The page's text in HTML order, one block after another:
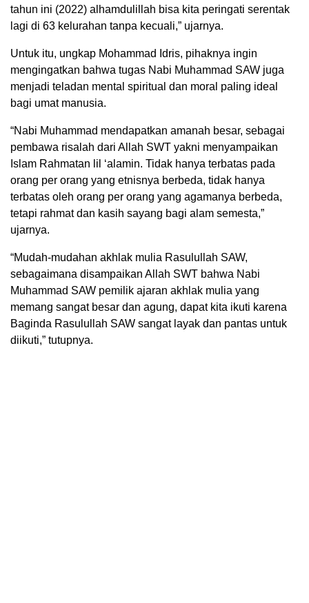
tahun ini (2022) alhamdulillah bisa kita peringati serentak
lagi di 63 kelurahan tanpa kecuali,” ujarnya.
Untuk itu, ungkap Mohammad Idris, pihaknya ingin
mengingatkan bahwa tugas Nabi Muhammad SAW juga
men­jadi teladan mental spiritual dan moral paling ideal
bagi umat manusia.
“Nabi Muhammad mendapatkan amanah besar, sebagai
pembawa risalah dari Allah SWT yakni menyampaikan
Islam Rahmatan lil ‘alamin. Tidak hanya terbatas pada
orang per orang yang etnisnya berbeda, tidak hanya
terbatas oleh orang per orang yang agamanya berbeda,
tetapi rahmat dan kasih sayang bagi alam semesta,”
ujarnya.
“Mudah-mudahan akhlak mulia Rasulullah SAW,
sebagaimana disampaikan Allah SWT bahwa Nabi
Muhammad SAW pemilik ajaran akhlak mulia yang
memang sangat besar dan agung, dapat kita ikuti karena
Baginda Rasulullah SAW sangat layak dan pantas untuk
diikuti,” tutupnya.